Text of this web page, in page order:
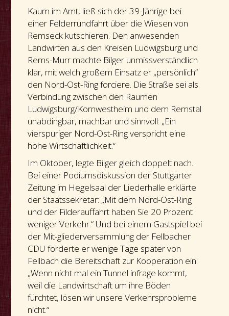
Kaum im Amt, ließ sich der 39-Jährige bei
einer Felderrundfahrt über die Wiesen von
Remseck kutschieren. Den anwesenden
Landwirten aus den Kreisen Ludwigsburg und
Rems-Murr machte Bilger unmissverständlich
klar, mit welch großem Einsatz er „persönlich“
den Nord-Ost-Ring forciere. Die Straße sei als
Verbindung zwischen den Räumen
Ludwigsburg/Kornwestheim und dem Remstal
unabdingbar, machbar und sinnvoll: „Ein
vierspuriger Nord-Ost-Ring verspricht eine
hohe Wirtschaftlichkeit.“
Im Oktober, legte Bilger gleich doppelt nach.
Bei einer Podiumsdiskussion der Stuttgarter
Zeitung im Hegelsaal der Liederhalle erklärte
der Staatssekretär: „Mit dem Nord-Ost-Ring
und der Filderauffahrt haben Sie 20 Prozent
weniger Verkehr.“ Und bei einem Gastspiel bei
der Mit-gliederversammlung der Fellbacher
CDU forderte er wenige Tage später von
Fellbach die Bereitschaft zur Kooperation ein:
„Wenn nicht mal ein Tunnel infrage kommt,
weil die Landwirtschaft um ihre Böden
fürchtet, lösen wir unsere Verkehrsprobleme
nicht.“